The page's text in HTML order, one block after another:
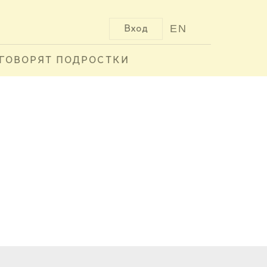
EN
Вход
ГОВОРЯТ ПОДРОСТКИ